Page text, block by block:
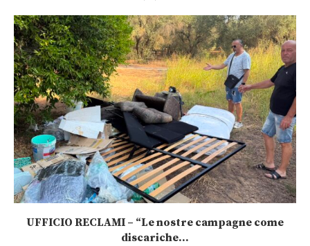
UFFICIO RECLAMI – “Le nostre campagne come
discariche...